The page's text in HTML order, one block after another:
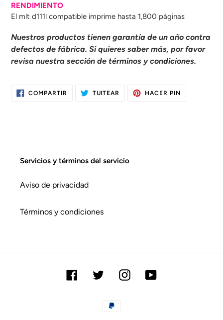
RENDIMIENTO
El mlt d111l compatible imprime hasta 1,800 páginas
Nuestros productos tienen garantía de un año contra
defectos de fábrica. Si quieres saber más, por favor
revisa nuestra sección de términos y condiciones.
COMPARTIR COMPARTIRTUITEAR TUITEARHACER PINPINEAR
Servicios y términos del servicio
Aviso de privacidad
Términos y condiciones
FacebookTwitterInstagramYouTube
Métodos